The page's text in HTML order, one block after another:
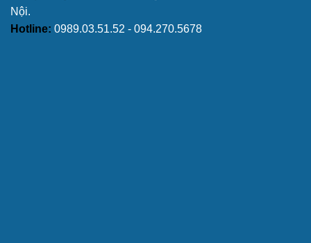
Nội.
Hotline: 0989.03.51.52 - 094.270.5678